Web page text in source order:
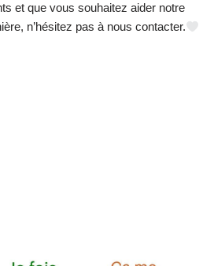
et que vous souhaitez aider notre
n’hésitez pas à nous contacter.